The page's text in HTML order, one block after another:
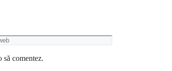
să comentez.